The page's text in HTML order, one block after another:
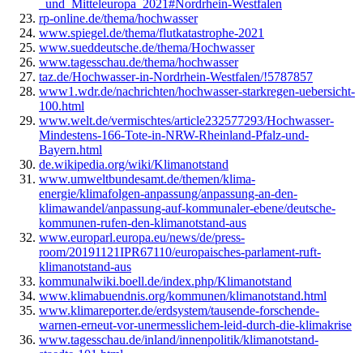
_und_Mitteleuropa_2021#Nordrhein-Westfalen
rp-online.de/thema/hochwasser
www.spiegel.de/thema/flutkatastrophe-2021
www.sueddeutsche.de/thema/Hochwasser
www.tagesschau.de/thema/hochwasser
taz.de/Hochwasser-in-Nordrhein-Westfalen/!5787857
www1.wdr.de/nachrichten/hochwasser-starkregen-uebersicht-
100.html
www.welt.de/vermischtes/article232577293/Hochwasser-
Mindestens-166-Tote-in-NRW-Rheinland-Pfalz-und-
Bayern.html
de.wikipedia.org/wiki/Klimanotstand
www.umweltbundesamt.de/themen/klima-
energie/klimafolgen-anpassung/anpassung-an-den-
klimawandel/anpassung-auf-kommunaler-ebene/deutsche-
kommunen-rufen-den-klimanotstand-aus
www.europarl.europa.eu/news/de/press-
room/20191121IPR67110/europaisches-parlament-ruft-
klimanotstand-aus
kommunalwiki.boell.de/index.php/Klimanotstand
www.klimabuendnis.org/kommunen/klimanotstand.html
www.klimareporter.de/erdsystem/tausende-forschende-
warnen-erneut-vor-unermesslichem-leid-durch-die-klimakrise
www.tagesschau.de/inland/innenpolitik/klimanotstand-